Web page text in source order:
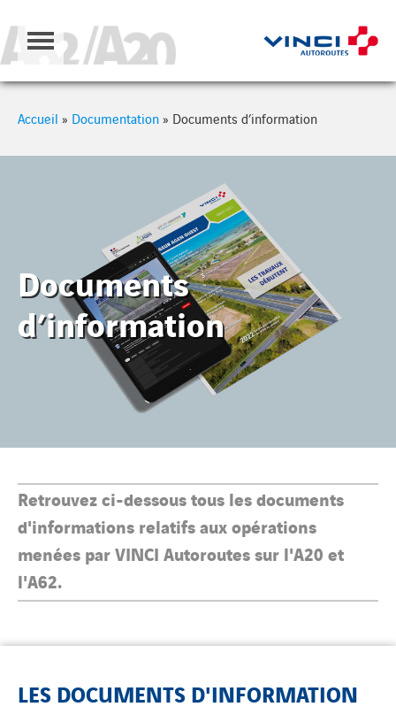
Accueil » Documentation» Documents d’information
Documents
d’information
Retrouvez ci-dessous tous les documents
d'informations relatifs aux opérations
menées par VINCI Autoroutes sur l'A20 et
l'A62.
LES DOCUMENTS D'INFORMATION